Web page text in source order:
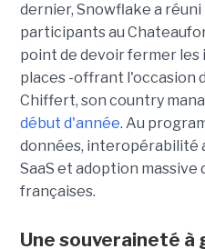
dernier, Snowflake a réuni
participants au
point de devoir fermer
places -offrant l'occasion
Chiffert, son country
début d'année. Au
données, interopérabilité
SaaS et adoption
françaises.
Une souveraineté